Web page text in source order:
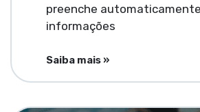
preenche
informações
Saiba mais »